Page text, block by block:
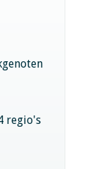
regio's